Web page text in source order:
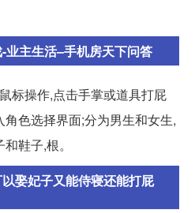
业主生活–手机房天下问答
标操作,点击手掌或道具打屁
色选择界面;分为男生和女生,
鞋子,根。
娶妃子又能侍寝还能打屁